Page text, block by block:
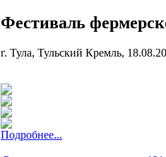
Фестиваль
г. Тула, Тульский Кремль,
Подробнее...